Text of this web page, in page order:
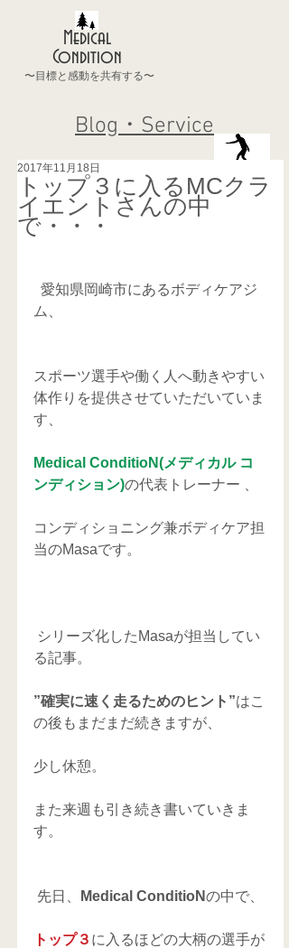
Medical
Condition
〜目標と感動を共有する〜
Blog・Service
トップ３に入るMCクラ
イエントさんの中
で・・・
2017年11月18日
ム、
スポーツ選手や働く人へ動きやすい
体作りを提供させていただいていま
す、
Medical ConditioN(メディカル コ
ンディション)の代表トレーナー 、
コンディショニング兼ボディケア担
当のMasaです。
る記事。
”確実に速く走るためのヒント”はこ
の後もまだまだ続きますが、
少し休憩。
また来週も引き続き書いていきま
す。
先日、 Medical ConditioNの中で、
トップ３ に入るほどの大柄の選手が